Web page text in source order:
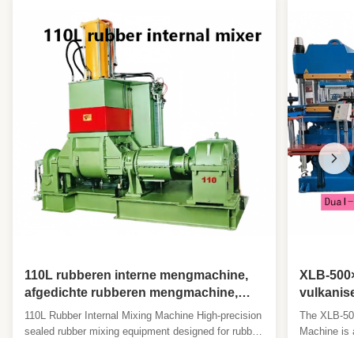
High Light: Vervaardiging met een capaciteit van 55 L
140° kantelhoek Rubber Interne Mixer,
Waterkoeling Banbury-mixer
110L rubberen interne mengmachine,
afgedichte rubberen mengmachine,
uiterst nauwkeurige mengapparatuur,
rubber- en kunststofmengselmachine
110L Rubber Internal Mixing Machine High-precision
sealed rubber mixing equipment designed for rubber
XLB-
- One-
hete
The XLB-
Machine is